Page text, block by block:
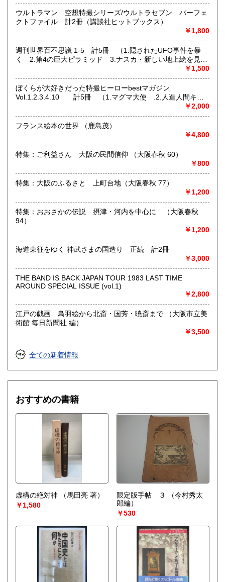
ネット販売を主に多ジャンルの書籍をお取り扱いしておりま
す
大量の書籍から蔵書の整理まで
★ISBN有の書籍・戦前・戦中の古書・紙物(古いチラシなど)
おります！！
まずはお気軽にお問い合わせください!
沿線名：近鉄大阪線
最寄駅：桜井駅
営業時間：11時‐17時
定休日：金曜日(その他の曜日でも出張買取等により休みの場
合がございます)
水たま書店 ではお買取り大歓迎です
詳しくはHPをご覧ください
総記、哲学宗教、歴史、社会科学、自然科学、美術工芸、国
語国文、外国文学、古典籍、近代文献、趣味、サブカルチャ
ウルトラマン 空想特撮シリーズ/ウルトラセブン パーフェ
クトファイル 計2冊（講談社ヒットブックス）
￥1,800
週刊世界百不思議 1-5 計5冊 （1.隠されたUFO事件を暴
く 2.第4の巨大ピラミッド 3.ナスカ・新しい地上絵を見つ
けた 4.安倍晴明「傑作呪王伝」 5.幻のアトランティス大
陸はどこだ?）
￥1,500
ぼくらが大好きだった特撮ヒーローbestマガジン
Vol.1.2.3.4.10 計5冊 （1.マグマ大使 .2.人造人間キカ
イダー3.ギララ 4.ガメラ 10.怪奇大作戦） ＜Kodansha
official file magazine＞
￥2,000
フランス絵本の世界 （鹿島茂）
￥4,800
特集：ご利益さん 大阪の民間信仰 （大阪春秋 60）
￥800
特集：大阪のふるさと 上町台地（大阪春秋 77）
￥1,200
特集：おおさかの伝説 摂津・河内を中心に （大阪春秋
94）
￥1,200
海道東征をゆく 神武さまの国造り 正続 計2冊
￥3,000
THE BAND IS BACK JAPAN TOUR 1983 LAST TIME
AROUND SPECIAL ISSUE (vol.1)
￥2,800
江戸の戯画 鳥羽絵から北斎・国芳・暁斎まで （大阪市立美
術館 毎日新聞社 編）
￥3,500
全ての新着情報
おすすめの書籍
虚構の絶対神
（馬田亮 著）
￥1,580
限定版手帖 ３
（今村秀太
郎編）
￥530